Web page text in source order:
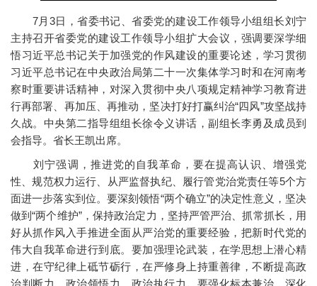
7月3日，省委书记、省委党的建设工作领导小组组长刘宁
主持召开省委党的建设工作领导小组扩大会议，强调要深学细
悟习近平总书记关于加强党的作风建设的重要论述，学习贯彻
习近平总书记在中央政治局第二十一次集体学习时和在河南考
察时重要讲话精神，对深入贯彻中央八项规定精神学习教育进
行再部署、再加压、再推动，坚决打好打赢纠治“四风”攻坚战持
久战。中央第二指导组组长徐令义讲话，副组长李勇及成员到
会指导。省长王凯出席。
刘宁强调，推进党的自我革命，要在提高认识、增强党
性、规范权力运行、从严监督执纪、履行管党治党责任等5个方
面进一步落实到位。要深刻领悟“两个确立”的决定性意义，坚决
做到“两个维护”，保持政治定力，坚持严管严治、抓常抓长，用
好从抓作风入手推进全面从严治党的重要经验，把新时代党的
伟大自我革命进行到底。要加强理论武装，在学思想上潜心精
进，在守纪律上砥节砺行，在严修身上持重善律，不断提高政
治判断力、政治领悟力、政治执行力。要强化标本兼治，深化